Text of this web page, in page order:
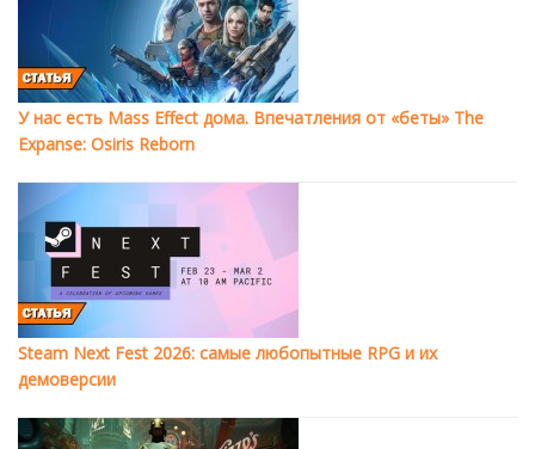
У нас есть Mass Effect дома. Впечатления от «беты» The
Expanse: Osiris Reborn
Steam Next Fest 2026: самые любопытные RPG и их
демоверсии